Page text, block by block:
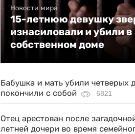
Новости мира
15-летнюю девушку
изнасиловали и убили в
собственном доме
Бабушка и мать убили четверых
покончили с собой
6821
Отец арестован после
летней дочери во время